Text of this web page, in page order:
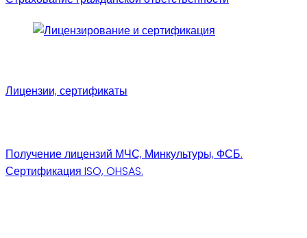
Лицензии, сертификаты
Получение лицензий МЧС, Минкультуры, ФСБ.
Сертификация ISO, OHSAS.